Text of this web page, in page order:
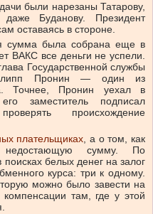
были нарезаны Татарову,
Буданову. Президент
оставаясь в стороне.
сумма была собрана еще в
ВАКС все деньги не успели.
Государственной службы
Пронин — один из
Точнее, Пронин уехал в
заместитель подписал
происхождение
плательщиках, а о том, как
недостающую сумму. По
белых денег на залог
курса: три к одному.
можно было завести на
там, где у этой